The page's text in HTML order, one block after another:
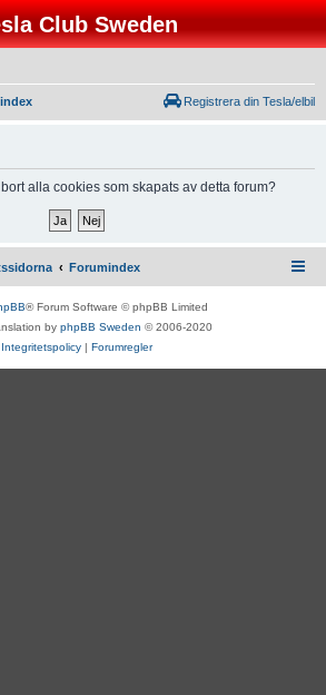
Club Sweden
Registrera din Tesla/elbil
alla cookies som skapats av detta forum?
Forumindex
® Forum Software © phpBB Limited
by phpBB Sweden © 2006-2020
Integritetspolicy | Forumregler